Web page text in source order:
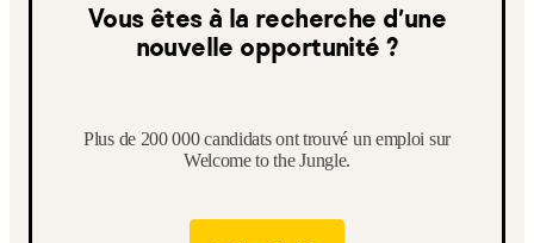
Vous êtes à la recherche d’une
nouvelle opportunité ?
Plus de 200 000 candidats ont trouvé un emploi sur
Welcome to the Jungle.